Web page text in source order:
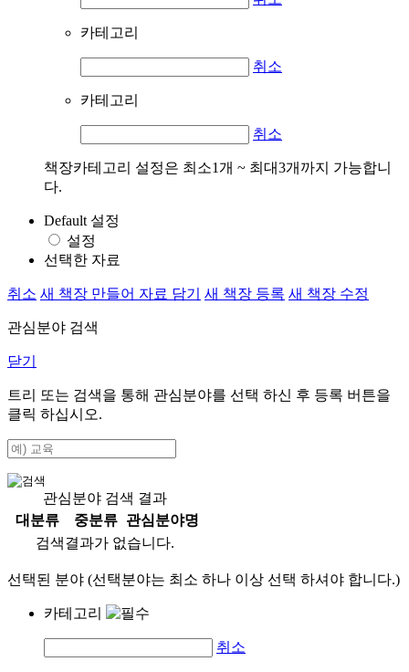
카테고리
취소
카테고리
취소
책장카테고리 설정은 최소1개 ~ 최대3개까지 가능합니
다.
Default 설정
설정
선택한 자료
취소 새 책장 만들어 자료 담기 새 책장 등록 새 책장 수정
관심분야 검색
닫기
트리 또는 검색을 통해 관심분야를 선택 하신 후 등록 버튼을
클릭 하십시오.
관심분야 검색 결과
대분류
중분류
관심분야명
검색결과가 없습니다.
선택된 분야 (선택분야는 최소 하나 이상 선택 하셔야 합니다.)
카테고리
취소